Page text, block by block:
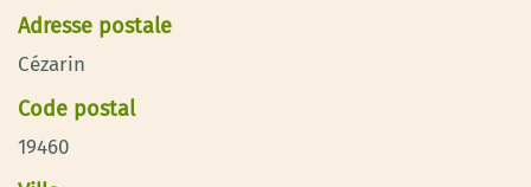
Adresse postale
Cézarin
Code postal
19460